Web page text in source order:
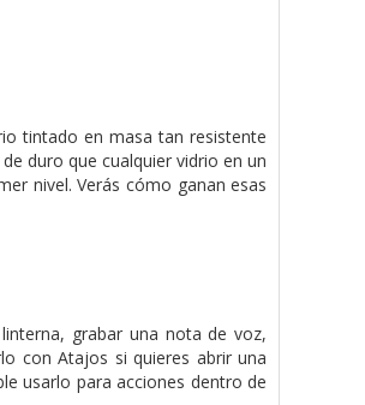
tintado en masa tan resistente
duro que cualquier vidrio en un
nivel. Verás cómo ganan esas
grabar una nota de voz,
con Atajos si quieres abrir una
usarlo para acciones dentro de